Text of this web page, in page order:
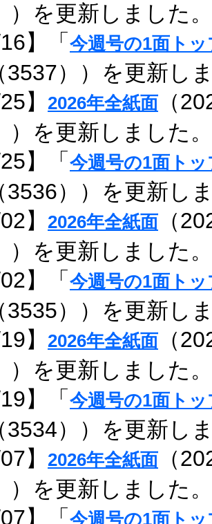
）を更新しました。
】「 今週号の1面トッ
3537））を更新し
】 2026年全紙面 （
）を更新しました。
】「 今週号の1面トッ
3536））を更新し
】 2026年全紙面 （
）を更新しました。
】「 今週号の1面トッ
3535））を更新し
】 2026年全紙面 （
）を更新しました。
】「 今週号の1面トッ
3534））を更新し
】 2026年全紙面 （
）を更新しました。
】「 今週号の1面トッ